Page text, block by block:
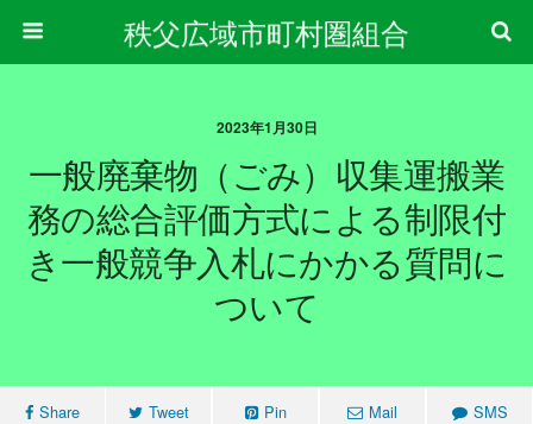
秩父広域市町村圏組合
2023年1月30日
一般廃棄物（ごみ）収集運搬業
務の総合評価方式による制限付
き一般競争入札にかかる質問に
ついて
Share Tweet Pin Mail SMS